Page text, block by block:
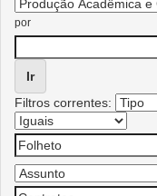
por
Filtros correntes: